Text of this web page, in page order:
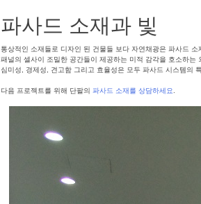
파사드 소재과 빛
통상적인 소재들로 디자인 된 건물들 보다 자연채광은 파사드
패널의 셀사이 조밀한 공간들이 제공하는 미적 감각을 호소하는
심미성, 경제성, 견고함 그리고 효율성은 모두 파사드 시스템의
다음 프로젝트를 위해 단팔의 파사드 소재를 상담하세요.